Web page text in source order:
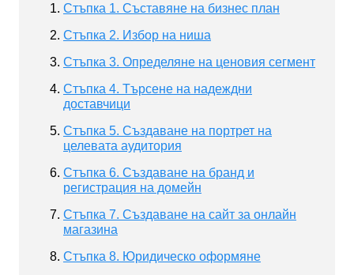
Стъпка 1. Съставяне на бизнес план
Стъпка 2. Избор на ниша
Стъпка 3. Определяне на ценовия сегмент
Стъпка 4. Търсене на надеждни
доставчици
Стъпка 5. Създаване на портрет на
целевата аудитория
Стъпка 6. Създаване на бранд и
регистрация на домейн
Стъпка 7. Създаване на сайт за онлайн
магазина
Стъпка 8. Юридическо оформяне